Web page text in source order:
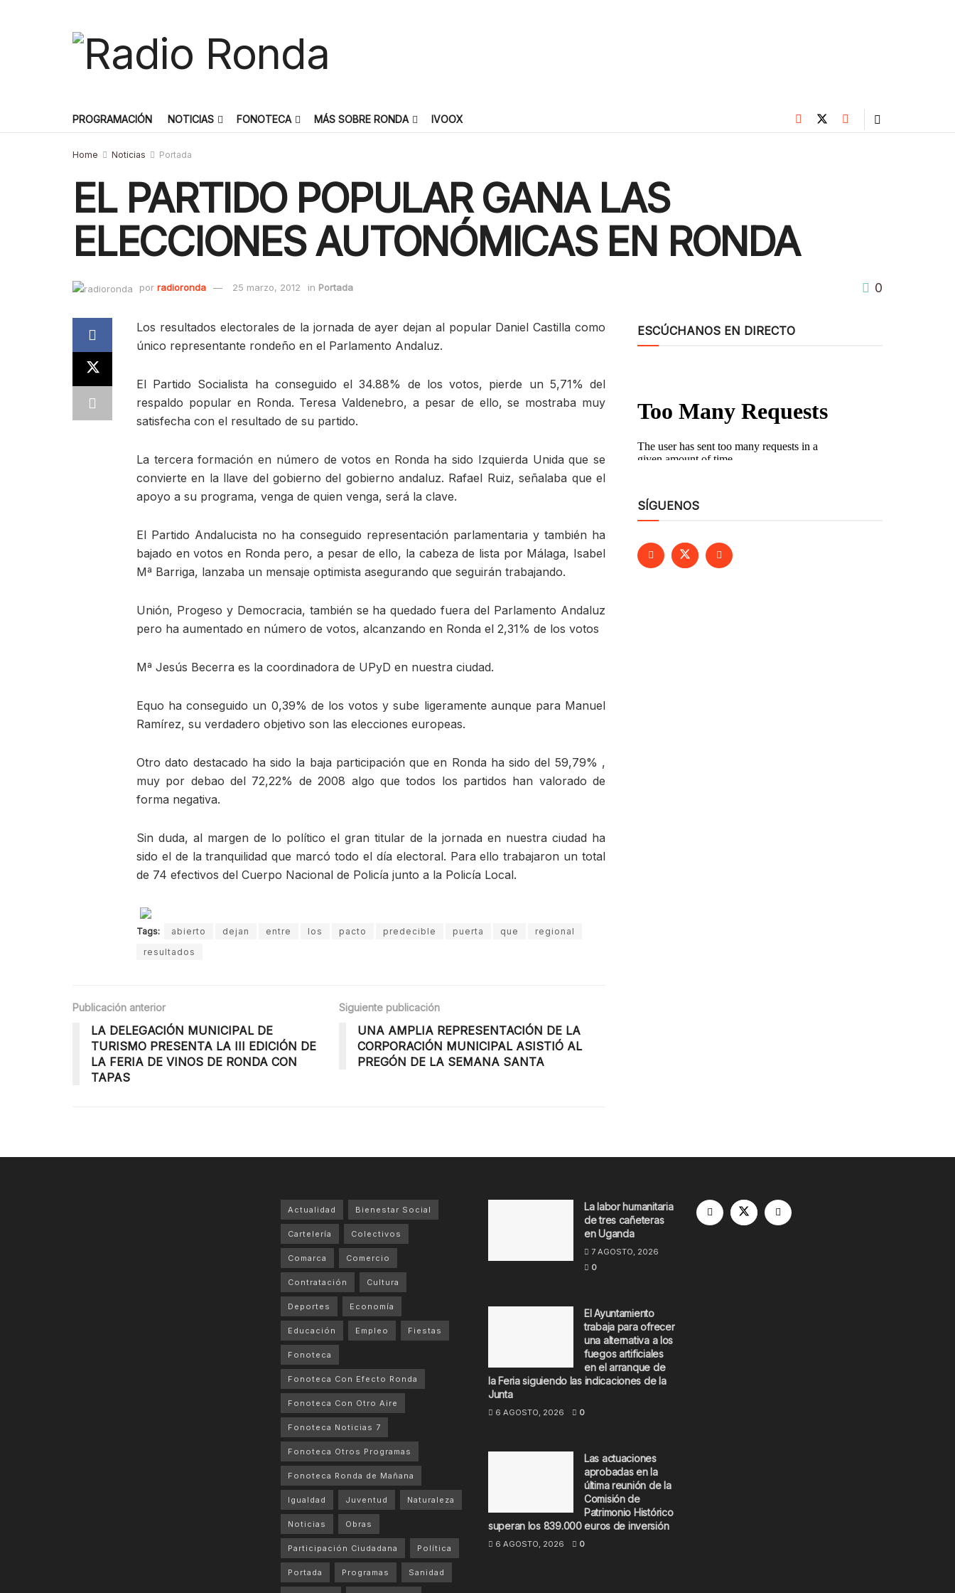
PROGRAMACIÓN NOTICIAS FONOTECA MÁS SOBRE RONDA IVOOX
Home Noticias Portada
EL PARTIDO POPULAR GANA LAS
ELECCIONES AUTONÓMICAS EN RONDA
por radioronda 25 marzo, 2012 in Portada 0
Los resultados electorales de la jornada de ayer dejan al popular Daniel Castilla como
único representante rondeño en el Parlamento Andaluz.
El Partido Socialista ha conseguido el 34.88% de los votos, pierde un 5,71% del
respaldo popular en Ronda. Teresa Valdenebro, a pesar de ello, se mostraba muy
satisfecha con el resultado de su partido.
La tercera formación en número de votos en Ronda ha sido Izquierda Unida que se
convierte en la llave del gobierno del gobierno andaluz. Rafael Ruiz, señalaba que el
apoyo a su programa, venga de quien venga, será la clave.
El Partido Andalucista no ha conseguido representación parlamentaria y también ha
bajado en votos en Ronda pero, a pesar de ello, la cabeza de lista por Málaga, Isabel
Mª Barriga, lanzaba un mensaje optimista asegurando que seguirán trabajando.
Unión, Progeso y Democracia, también se ha quedado fuera del Parlamento Andaluz
pero ha aumentado en número de votos, alcanzando en Ronda el 2,31% de los votos
Mª Jesús Becerra es la coordinadora de UPyD en nuestra ciudad.
Equo ha conseguido un 0,39% de los votos y sube ligeramente aunque para Manuel
Ramírez, su verdadero objetivo son las elecciones europeas.
Otro dato destacado ha sido la baja participación que en Ronda ha sido del 59,79% ,
muy por debao del 72,22% de 2008 algo que todos los partidos han valorado de
forma negativa.
Sin duda, al margen de lo político el gran titular de la jornada en nuestra ciudad ha
sido el de la tranquilidad que marcó todo el día electoral. Para ello trabajaron un total
de 74 efectivos del Cuerpo Nacional de Policía junto a la Policía Local.
Tags: abierto dejan entre los pacto predecible puerta que
regional
resultados
Publicación anterior
LA DELEGACIÓN MUNICIPAL DE
TURISMO PRESENTA LA III EDICIÓN DE
LA FERIA DE VINOS DE RONDA CON
TAPAS
Siguiente publicación
UNA AMPLIA REPRESENTACIÓN DE LA
CORPORACIÓN MUNICIPAL ASISTIÓ AL
PREGÓN DE LA SEMANA SANTA
ESCÚCHANOS EN DIRECTO
SÍGUENOS
Actualidad Bienestar Social
Cartelería Colectivos
Comarca Comercio
Contratación Cultura
Deportes Economía
Educación Empleo Fiestas
Fonoteca
Fonoteca Con Efecto Ronda
Fonoteca Con Otro Aire
Fonoteca Noticias 7
Fonoteca Otros Programas
Fonoteca Ronda de Mañana
Igualdad Juventud Naturaleza
Noticias Obras
Participación Ciudadana Política
Portada Programas Sanidad
La labor humanitaria
de tres cañeteras
en Uganda
7 AGOSTO, 2026
0
El Ayuntamiento
trabaja para ofrecer
una alternativa a los
fuegos artificiales
en el arranque de
la Feria siguiendo las indicaciones de la
Junta
6 AGOSTO, 2026 0
Las actuaciones
aprobadas en la
última reunión de la
Comisión de
Patrimonio Histórico
superan los 839.000 euros de inversión
6 AGOSTO, 2026 0